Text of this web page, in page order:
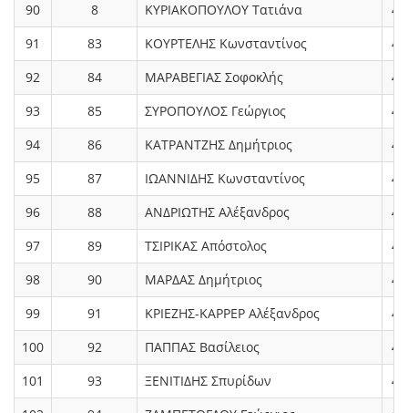
90
8 ΚΥΡΙΑΚΟΠΟΥΛΟΥ Τατιάνα
91
83 ΚΟΥΡΤΕΛΗΣ Κωνσταντίνος
92
84 ΜΑΡΑΒΕΓΙΑΣ Σοφοκλής
93
85 ΣΥΡΟΠΟΥΛΟΣ Γεώργιος
94
86 ΚΑΤΡΑΝΤΖΗΣ Δημήτριος
95
87 ΙΩΑΝΝΙΔΗΣ Κωνσταντίνος
96
88 ΑΝΔΡΙΩΤΗΣ Αλέξανδρος
97
89 ΤΣΙΡΙΚΑΣ Απόστολος
98
90 ΜΑΡΔΑΣ Δημήτριος
99
91 ΚΡΙΕΖΗΣ-ΚΑΡΡΕΡ Αλέξανδρος
100
92 ΠΑΠΠΑΣ Βασίλειος
101
93 ΞΕΝΙΤΙΔΗΣ Σπυρίδων